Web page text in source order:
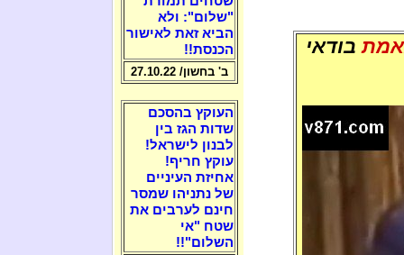
בודאי
"שלום": ולא
הביא זאת לאישור
הכנסת!!
ב' בחשון/ 27.10.22
העוקץ בהסכם
שדות הגז בין
לבנון לישראל!
עוקץ חריף!
אחיזת העיניים
של נתניהו שמסר
חינם לערבים את
שטח "אי
השלום"!!